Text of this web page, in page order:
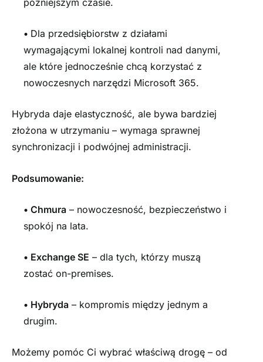
późniejszym czasie.
• Dla przedsiębiorstw z działami
wymagającymi lokalnej kontroli nad danymi,
ale które jednocześnie chcą korzystać z
nowoczesnych narzędzi Microsoft 365.
Hybryda daje elastyczność, ale bywa bardziej
złożona w utrzymaniu – wymaga sprawnej
synchronizacji i podwójnej administracji.
Podsumowanie:
• Chmura – nowoczesność, bezpieczeństwo i
spokój na lata.
• Exchange SE – dla tych, którzy muszą
zostać on-premises.
• Hybryda – kompromis między jednym a
drugim.
Możemy pomóc Ci wybrać właściwą drogę – od